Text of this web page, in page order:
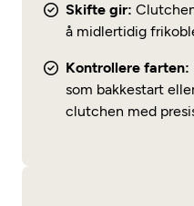
Skifte gir:
å midlertidig
Kontrollere farten:
som bakkestart
clutchen med